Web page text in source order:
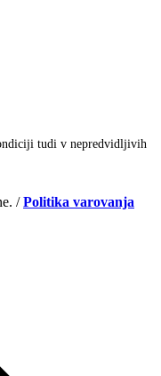
tudi v nepredvidljivih
/Politika varovanja